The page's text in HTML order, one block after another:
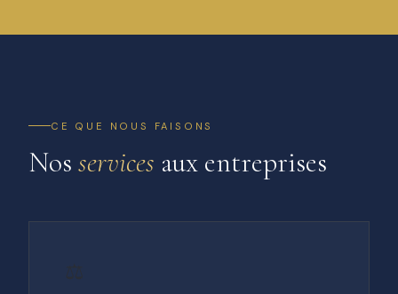
CE QUE NOUS FAISONS
Nos services aux entreprises